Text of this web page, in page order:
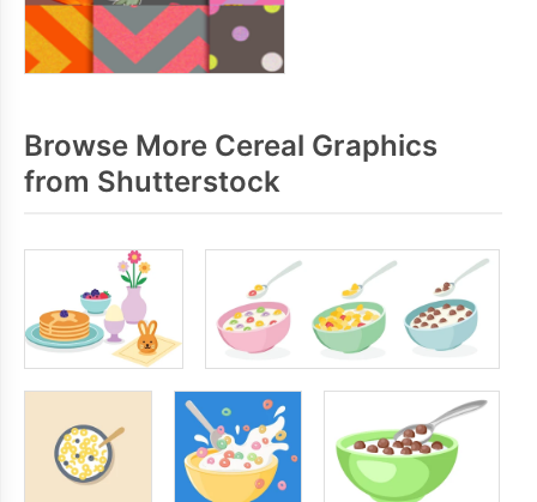
Browse More Cereal Graphics
from Shutterstock